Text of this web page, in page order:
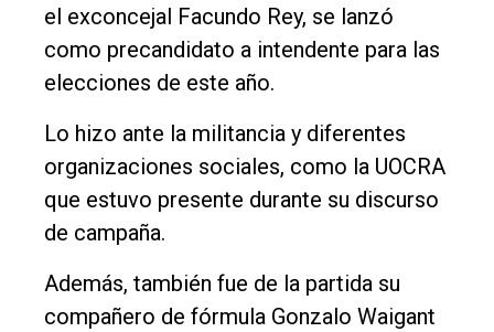
Política
Cultura
Deportes
Fúnebres
Edición
Empresa
el exconcejal Facundo Rey, se lanzó
como precandidato a intendente para las
elecciones de este año.
Lo hizo ante la militancia y diferentes
organizaciones sociales, como la UOCRA
que estuvo presente durante su discurso
de campaña.
Además, también fue de la partida su
compañero de fórmula Gonzalo Waigant